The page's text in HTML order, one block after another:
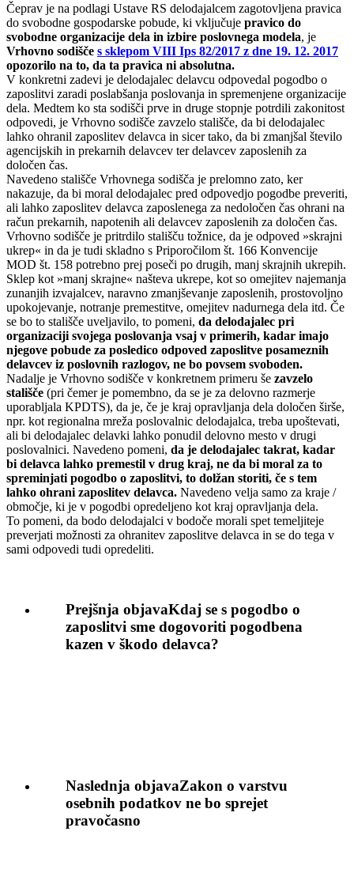
Čeprav je na podlagi Ustave RS delodajalcem zagotovljena pravica
do svobodne gospodarske pobude, ki vključuje pravico do
svobodne organizacije dela in izbire poslovnega modela, je
Vrhovno sodišče s sklepom VIII Ips 82/2017 z dne 19. 12. 2017
opozorilo na to, da ta pravica ni absolutna.
V konkretni zadevi je delodajalec delavcu odpovedal pogodbo o
zaposlitvi zaradi poslabšanja poslovanja in spremenjene organizacije
dela. Medtem ko sta sodišči prve in druge stopnje potrdili zakonitost
odpovedi, je Vrhovno sodišče zavzelo stališče, da bi delodajalec
lahko ohranil zaposlitev delavca in sicer tako, da bi zmanjšal število
agencijskih in prekarnih delavcev ter delavcev zaposlenih za
določen čas.
Navedeno stališče Vrhovnega sodišča je prelomno zato, ker
nakazuje, da bi moral delodajalec pred odpovedjo pogodbe preveriti,
ali lahko zaposlitev delavca zaposlenega za nedoločen čas ohrani na
račun prekarnih, napotenih ali delavcev zaposlenih za določen čas.
Vrhovno sodišče je pritrdilo stališču tožnice, da je odpoved »skrajni
ukrep« in da je tudi skladno s Priporočilom št. 166 Konvencije
MOD št. 158 potrebno prej poseči po drugih, manj skrajnih ukrepih.
Sklep kot »manj skrajne« našteva ukrepe, kot so omejitev najemanja
zunanjih izvajalcev, naravno zmanjševanje zaposlenih, prostovoljno
upokojevanje, notranje premestitve, omejitev nadurnega dela itd. Če
se bo to stališče uveljavilo, to pomeni, da delodajalec pri
organizaciji svojega poslovanja vsaj v primerih, kadar imajo
njegove pobude za posledico odpoved zaposlitve posameznih
delavcev iz poslovnih razlogov, ne bo povsem svoboden.
Nadalje je Vrhovno sodišče v konkretnem primeru še zavzelo
stališče (pri čemer je pomembno, da se je za delovno razmerje
uporabljala KPDTS), da je, če je kraj opravljanja dela določen širše,
npr. kot regionalna mreža poslovalnic delodajalca, treba upoštevati,
ali bi delodajalec delavki lahko ponudil delovno mesto v drugi
poslovalnici. Navedeno pomeni, da je delodajalec takrat, kadar
bi delavca lahko premestil v drug kraj, ne da bi moral za to
spreminjati pogodbo o zaposlitvi, to dolžan storiti, če s tem
lahko ohrani zaposlitev delavca. Navedeno velja samo za kraje /
območje, ki je v pogodbi opredeljeno kot kraj opravljanja dela.
To pomeni, da bodo delodajalci v bodoče morali spet temeljiteje
preverjati možnosti za ohranitev zaposlitve delavca in se do tega v
sami odpovedi tudi opredeliti.
Prejšnja objavaKdaj se s pogodbo o
zaposlitvi sme dogovoriti pogodbena
kazen v škodo delavca?
Naslednja objavaZakon o varstvu
osebnih podatkov ne bo sprejet
pravočasno